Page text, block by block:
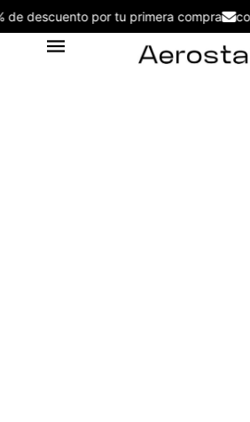
5% de descuento por tu primera compra